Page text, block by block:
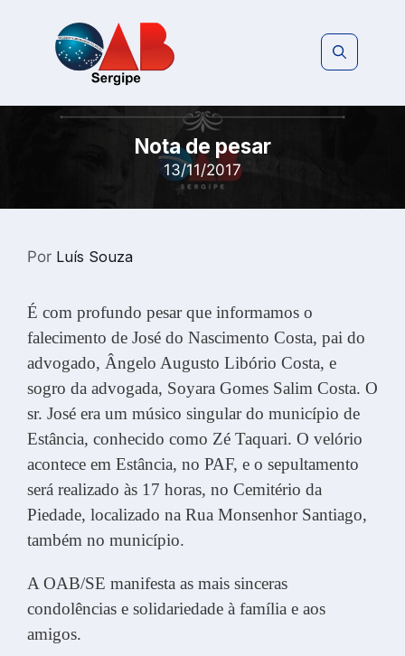
Nota de pesar
13/11/2017
Por Luís Souza
É com profundo pesar que informamos o
falecimento de José do Nascimento Costa, pai do
advogado, Ângelo Augusto Libório Costa, e
sogro da advogada, Soyara Gomes Salim Costa. O
sr. José era um músico singular do município de
Estância, conhecido como Zé Taquari. O velório
acontece em Estância, no PAF, e o sepultamento
será realizado às 17 horas, no Cemitério da
Piedade, localizado na Rua Monsenhor Santiago,
também no município.
A OAB/SE manifesta as mais sinceras
condolências e solidariedade à família e aos
amigos.